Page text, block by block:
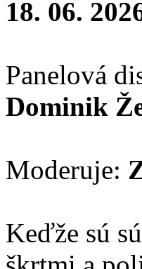
18. 06.
Panelová
Dominik
Moderuje:
Keďže sú